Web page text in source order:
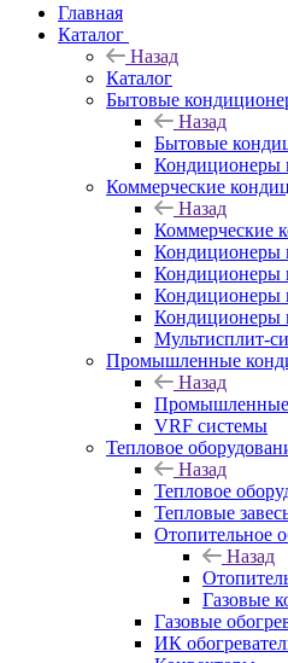
Главная
Каталог
Назад
Каталог
Бытовые
Назад
Бытовые
Кондиционеры
Коммерческие
Назад
Коммерческие
Кондиционеры
Кондиционеры
Кондиционеры
Кондиционеры
Мультисплит-
Промышленные
Назад
VRF системы
Тепловое
Назад
Тепловое
Тепловые
Отопительное
Назад
Газовые
Газовые
ИК